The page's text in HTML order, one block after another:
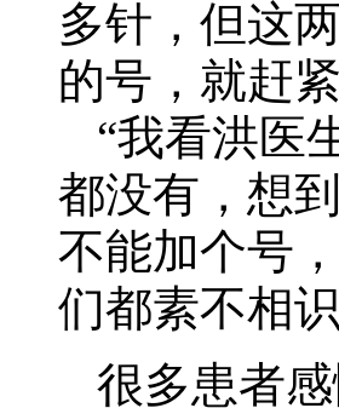
多针，但这
的号，就赶
“我看洪医
都没有，想
不能加个号
们都素不相
很多患者